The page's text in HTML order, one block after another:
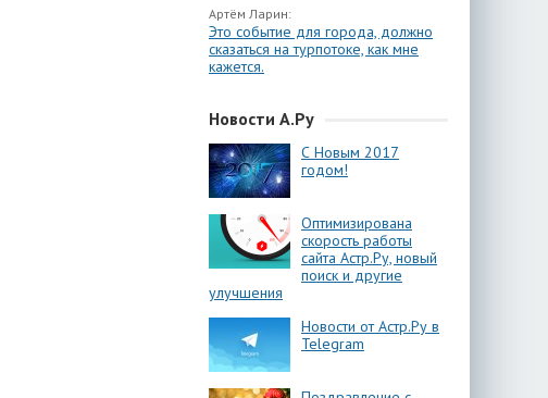
Артём Ларин:
Это событие для города, должно
сказаться на турпотоке, как мне
кажется.
Новости А.Ру
С Новым 2017
годом!
Оптимизирована
скорость работы
сайта Астр.Ру, новый
поиск и другие
улучшения
Новости от Астр.Ру в
Telegram